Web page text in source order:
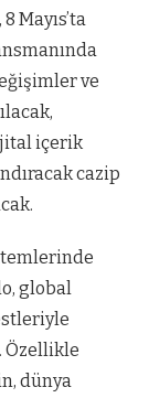
Mayıs’ta
ve
içerik
cazip
global
Özellikle
dünya